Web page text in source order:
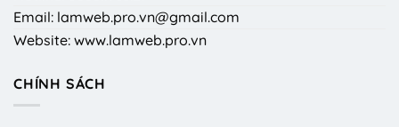
Email: lamweb.pro.vn@gmail.com
Website: www.lamweb.pro.vn
CHÍNH SÁCH